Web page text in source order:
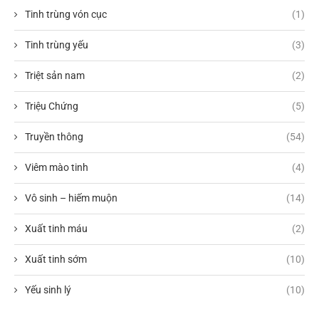
Tinh trùng vón cục (1)
Tinh trùng yếu (3)
Triệt sản nam (2)
Triệu Chứng (5)
Truyền thông (54)
Viêm mào tinh (4)
Vô sinh – hiếm muộn (14)
Xuất tinh máu (2)
Xuất tinh sớm (10)
Yếu sinh lý (10)